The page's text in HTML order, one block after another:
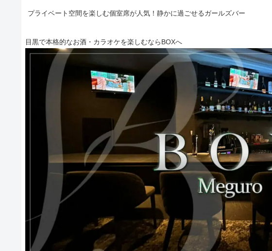
プライベート空間を楽しむ個室席が人気！静かに過ごせるガールズバー
目黒で本格的なお酒・カラオケを楽しむならBOXへ